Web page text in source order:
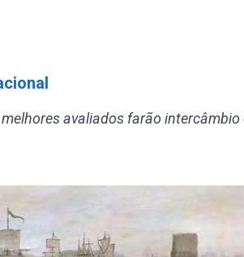
avaliados farão intercâmbio